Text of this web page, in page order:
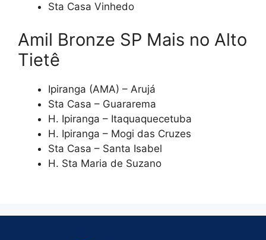
Sta Casa Vinhedo
Amil Bronze SP Mais no Alto
Tietê
Ipiranga (AMA) – Arujá
Sta Casa – Guararema
H. Ipiranga – Itaquaquecetuba
H. Ipiranga – Mogi das Cruzes
Sta Casa – Santa Isabel
H. Sta Maria de Suzano